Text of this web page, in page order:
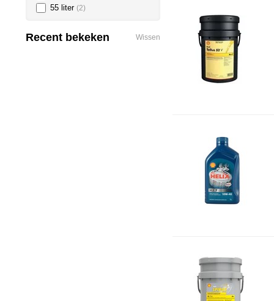
55 liter (2)
Recent bekeken Wissen